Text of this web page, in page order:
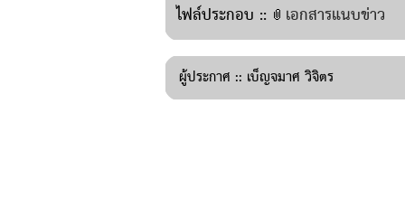
ไฟล์ประกอบ :: เอกสารแนบข่าว
ผู้ประกาศ :: เบ็ญจมาศ วิจิตร